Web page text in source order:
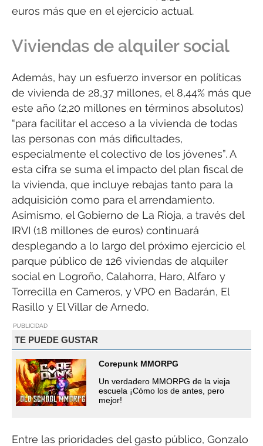
euros más que en el ejercicio actual.
Viviendas de alquiler social
Además, hay un esfuerzo inversor en políticas
de vivienda de 28,37 millones, el 8,44% más que
este año (2,20 millones en términos absolutos)
“para facilitar el acceso a la vivienda de todas
las personas con más dificultades,
especialmente el colectivo de los jóvenes”. A
esta cifra se suma el impacto del plan fiscal de
la vivienda, que incluye rebajas tanto para la
adquisición como para el arrendamiento.
Asimismo, el Gobierno de La Rioja, a través del
IRVI (18 millones de euros) continuará
desplegando a lo largo del próximo ejercicio el
parque público de 126 viviendas de alquiler
social en Logroño, Calahorra, Haro, Alfaro y
Torrecilla en Cameros, y VPO en Badarán, El
Rasillo y El Villar de Arnedo.
PUBLICIDAD
TE PUEDE GUSTAR
Corepunk MMORPG
Un verdadero MMORPG de la vieja
escuela ¡Cómo los de antes, pero
mejor!
Entre las prioridades del gasto público, Gonzalo